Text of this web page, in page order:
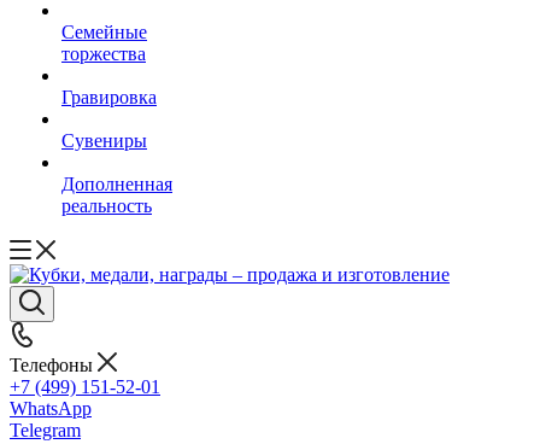
Семейные
торжества
Гравировка
Сувениры
Дополненная
реальность
Телефоны
+7 (499) 151-52-01
WhatsApp
Telegram